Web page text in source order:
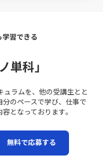
あり、適切に実践する
の向上につながりま
各自の環境に合った方
。 まとめ 以上
双方の認識のズレや情
不足から来る複合的な
わない人との対処法」
は、前提条件の確認や
逐一確認する姿勢が求
度話を持ち帰り、冷静
うことも必要不可欠で
や、感情を込めた発信
ることが難しくなり、
可能性があります。こ
論理的説明のバランス
ションは方法そのもの
を進めると、どれだけ
とって重要なポイント
かない場合がありま
法として取り入れられ
シャンの戦い方におい
ロジーを融合させるこ
です。 競争にお
戦略と確固たる差別
践しています。たとえ
ューハイ・サワー市場
定の市場シェアを獲得
に「カイゼン」を徹底
が逃されることにつな
単なる個人的な問題に
信頼性を左右する重大
意すべきは、先延ばしの
全ての条件が整うのを
てタスクが無期限に先
方、失敗を恐れる心理
なります。こうした心
しては、「後回し癖の
ょう。 また、ADHDの
学習できる
単科」
ラムを、他の受講生とと
のペースで学び、仕事で
となっております｡
無料で応募する